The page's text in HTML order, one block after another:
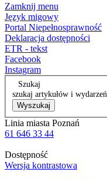
Zamknij menu
Język migowy
Portal Niepełnosprawność
Deklaracja dostępności
ETR - tekst
Facebook
Instagram
Szukaj
szukaj artykułów i wydarzeń
Wyszukaj
Linia miasta Poznań
61 646 33 44
Dostępność
Wersja kontrastowa